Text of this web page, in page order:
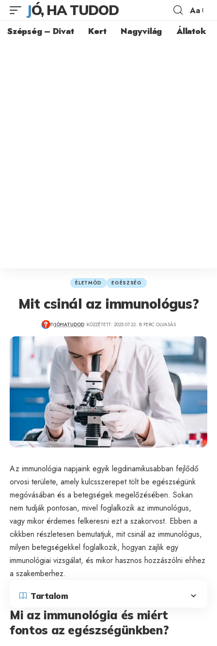
JÓ, HA TUDOD Aa
Szépség – Divat Kert Nagyvilág Állatok
ÉLETMÓD EGÉSZSÉG
Mit csinál az immunológus?
BYJÓHATUDOD KÖZZÉTETT: 2025.07.22. 8 PERC OLVASÁS
Az immunológia napjaink egyik legdinamikusabban fejlődő
orvosi területe, amely kulcsszerepet tölt be egészségünk
megóvásában és a betegségek megelőzésében. Sokan
nem tudják pontosan, mivel foglalkozik az immunológus,
vagy mikor érdemes felkeresni ezt a szakorvost. Ebben a
cikkben részletesen bemutatjuk, mit csinál az immunológus,
milyen betegségekkel foglalkozik, hogyan zajlik egy
immunológiai vizsgálat, és mikor hasznos hozzászólni ehhez
a szakemberhez.
Tartalom
Mi az immunológia és miért
fontos az egészségünkben?